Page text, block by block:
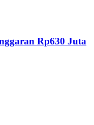
Rp630 Juta